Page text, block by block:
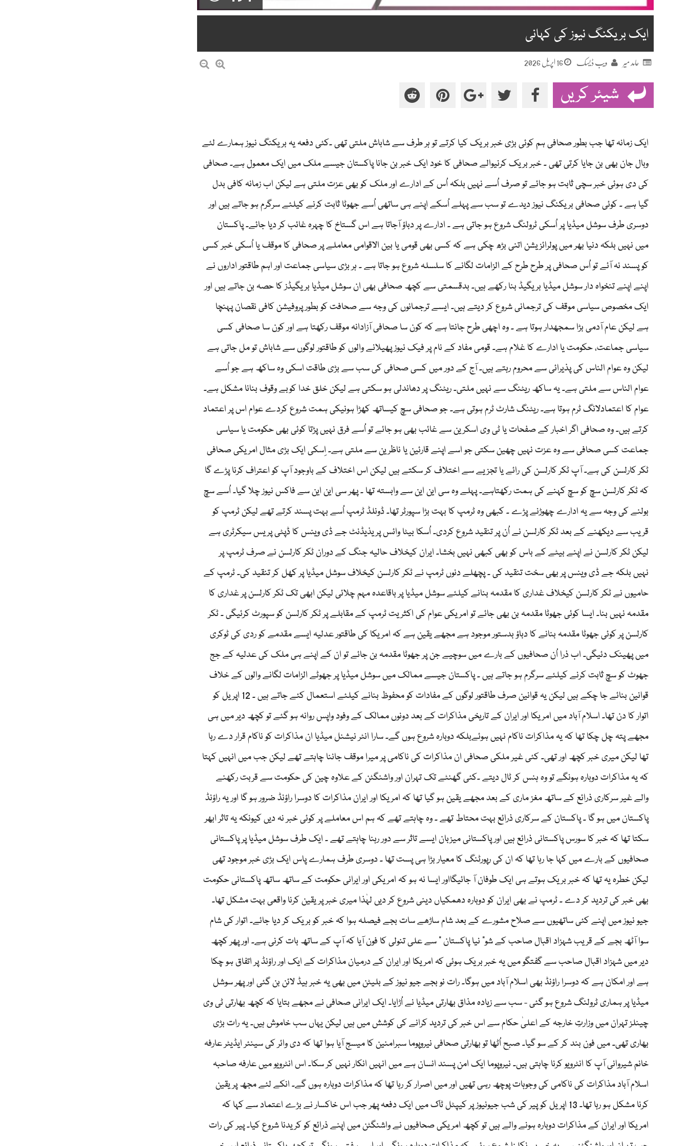
ایک بریکنگ نیوز کی کہانی
حامد میر ویب ڈیسک
شیئر کریں
ایک زمانہ تھا جب بطور صحافی ہم کوئی بڑی خبر بریک کیا کرتے تو ہر طرف سے شاباش ملتی تھی ۔کئی دفعہ یہ بریکنگ نیوز ہمارے لئے
وبال جان بھی بن جایا کرتی تھی ۔ خبر بریک کرنیوالے صحافی کا خود ایک خبر بن جانا پاکستان جیسے ملک میں ایک معمول ہے۔ صحافی
کی دی ہوئی خبر سچی ثابت ہو جائے تو صرف اُسے نہیں بلکہ اُس کے ادارے اور ملک کو بھی عزت ملتی ہے لیکن اب زمانہ کافی بدل
گیا ہے ۔ کوئی صحافی بریکنگ نیوز دیدے تو سب سے پہلے اُسکے اپنے ہی ساتھی اُسے جھوٹا ثابت کرنے کیلئے سرگرم ہو جاتے ہیں اور
دوسری طرف سوشل میڈیا پر اُسکی ٹرولنگ شروع ہو جاتی ہے ۔ ادارے پر دباؤ آجاتا ہے اس گستاخ کا چہرہ غائب کر دیا جائے۔ پاکستان
میں نہیں بلکہ دنیا بھر میں پولرائزیشن اتنی بڑھ چکی ہے کہ کسی بھی قومی یا بین الاقوامی معاملے پر صحافی کا موقف یا اُسکی خبر کسی
کو پسند نہ آئے تو اُس صحافی پر طرح طرح کے الزامات لگانے کا سلسلہ شروع ہو جاتا ہے ۔ ہر بڑی سیاسی جماعت اور اہم طاقتور اداروں نے
اپنے اپنے تنخواہ دار سوشل میڈیا بریگیڈ بنا رکھے ہیں۔ بدقسمتی سے کچھ صحافی بھی ان سوشل میڈیا بریگیڈز کا حصہ بن جاتے ہیں اور
ایک مخصوص سیاسی موقف کی ترجمانی شروع کر دیتے ہیں۔ ایسے ترجمانوں کی وجہ سے صحافت کو بطور پروفیشن کافی نقصان پہنچا
ہے لیکن عام آدمی بڑا سمجھدار ہوتا ہے ۔ وہ اچھی طرح جانتا ہے کہ کون سا صحافی آزادانہ موقف رکھتا ہے اور کون سا صحافی کسی
سیاسی جماعت، حکومت یا ادارے کا غلام ہے۔ قومی مفاد کے نام پر فیک نیوز پھیلانے والوں کو طاقتور لوگوں سے شاباش تو مل جاتی ہے
لیکن وہ عوام الناس کی پذیرائی سے محروم رہتے ہیں۔ آج کے دور میں کسی صحافی کی سب سے بڑی طاقت اسکی وہ ساکھ ہے جو اُسے
عوام الناس سے ملتی ہے۔ یہ ساکھ ریٹنگ سے نہیں ملتی۔ ریٹنگ پر دھاندلی ہو سکتی ہے لیکن خلق خدا کوبے وقوف بنانا مشکل ہے۔
عوام کا اعتمادلانگ ٹرم ہوتا ہے۔ ریٹنگ شارٹ ٹرم ہوتی ہے۔ جو صحافی سچ کیساتھ کھڑا ہونیکی ہمت شروع کردے عوام اس پر اعتماد
کرتے ہیں۔ وہ صحافی اگر اخبار کے صفحات یا ٹی وی اسکرین سے غائب بھی ہو جائے تو اُسے فرق نہیں پڑتا کوئی بھی حکومت یا سیاسی
جماعت کسی صحافی سے وہ عزت نہیں چھین سکتی جو اسے اپنے قارئین یا ناظرین سے ملتی ہے۔ اِسکی ایک بڑی مثال امریکی صحافی
ٹکر کارلسن کی ہے۔ آپ ٹکر کارلسن کی رائے یا تجزیے سے اختلاف کر سکتے ہیں لیکن اس اختلاف کے باوجود آپ کو اعتراف کرنا پڑے گا
کہ ٹکر کارلسن سچ کو سچ کہنے کی ہمت رکھتاہے۔ پہلے وہ سی این این سے وابستہ تھا ۔ پھر سی این این سے فاکس نیوز چلا گیا۔ اُسے سچ
بولنے کی وجہ سے یہ ادارے چھوڑنے پڑے ۔ کبھی وہ ٹرمپ کا بہت بڑا سپورٹر تھا۔ ڈونلڈ ٹرمپ اُسے بہت پسند کرتے تھے لیکن ٹرمپ کو
قریب سے دیکھنے کے بعد ٹکر کارلسن نے اُن پر تنقید شروع کردی۔ اُسکا بیٹا وائس پریذیڈنٹ جے ڈی وینس کا ڈپٹی پریس سیکرٹری ہے
لیکن ٹکر کارلسن نے اپنے بیٹے کے باس کو بھی کبھی نہیں بخشا۔ ایران کیخلاف حالیہ جنگ کے دوران ٹکر کارلسن نے صرف ٹرمپ پر
نہیں بلکہ جے ڈی وینس پر بھی سخت تنقید کی ۔ پچھلے دنوں ٹرمپ نے ٹکر کارلسن کیخلاف سوشل میڈیا پر کھل کر تنقید کی۔ ٹرمپ کے
حامیوں نے ٹکر کارلسن کیخلاف غداری کا مقدمہ بنانے کیلئے سوشل میڈیا پر باقاعدہ مہم چلائی لیکن ابھی تک ٹکر کارلسن پر غداری کا
مقدمہ نہیں بنا۔ ایسا کوئی جھوٹا مقدمہ بن بھی جائے تو امریکی عوام کی اکثریت ٹرمپ کے مقابلے پر ٹکر کارلسن کو سپورٹ کرئیگی ۔ ٹکر
کارلسن پر کوئی جھوٹا مقدمہ بنانے کا دباؤ بدستور موجود ہے مجھے یقین ہے کہ امریکا کی طاقتور عدلیہ ایسے مقدمے کو ردی کی ٹوکری
میں پھینک دئیگی۔ اب ذرا اُن صحافیوں کے بارے میں سوچیے جن پر جھوٹا مقدمہ بن جائے تو ان کے اپنے ہی ملک کی عدلیہ کے جج
جھوٹ کو سچ ثابت کرنے کیلئے سرگرم ہو جاتے ہیں ۔ پاکستان جیسے ممالک میں سوشل میڈیا پر جھوٹے الزامات لگانے والوں کے خلاف
قوانین بنائے جا چکے ہیں لیکن یہ قوانین صرف طاقتور لوگوں کے مفادات کو محفوظ بنانے کیلئے استعمال کئے جاتے ہیں ۔ 12 اپریل کو
اتوار کا دن تھا۔ اسلام آباد میں امریکا اور ایران کے تاریخی مذاکرات کے بعد دونوں ممالک کے وفود واپس روانہ ہو گئے تو کچھ دیر میں ہی
مجھے پتہ چل چکا تھا کہ یہ مذاکرات ناکام نہیں ہوئےبلکہ دوبارہ شروع ہوں گے۔ سارا انٹر نیشنل میڈیا ان مذاکرات کو ناکام قرار دے رہا
تھا لیکن میری خبر کچھ اور تھی۔ کئی غیر ملکی صحافی ان مذاکرات کی ناکامی پر میرا موقف جاننا چاہتے تھے لیکن جب میں انہیں کہتا
کہ یہ مذاکرات دوبارہ ہونگے تو وہ ہنس کر ٹال دیتے ۔کئی گھنٹے تک تہران اور واشنگٹن کے علاوہ چین کی حکومت سے قربت رکھنے
والے غیر سرکاری ذرائع کے ساتھ مغز ماری کے بعد مجھے یقین ہو گیا تھا کہ امریکا اور ایران مذاکرات کا دوسرا راؤنڈ ضرور ہو گا اور یہ راؤنڈ
پاکستان میں ہو گا ۔ پاکستان کے سرکاری ذرائع بہت محتاط تھے ۔ وہ چاہتے تھے کہ ہم اس معاملے پر کوئی خبر نہ دیں کیونکہ یہ تاثر ابھر
سکتا تھا کہ خبر کا سورس پاکستانی ذرائع ہیں اور پاکستانی میزبان ایسے تاثر سے دور رہنا چاہتے تھے ۔ ایک طرف سوشل میڈیا پر پاکستانی
صحافیوں کے بارے میں کہا جا رہا تھا کہ ان کی رپورٹنگ کا معیار بڑا ہی پست تھا ۔ دوسری طرف ہمارے پاس ایک بڑی خبر موجود تھی
لیکن خطرہ یہ تھا کہ خبر بریک ہوتے ہی ایک طوفان آ جائیگااور ایسا نہ ہو کہ امریکی اور ایرانی حکومت کے ساتھ ساتھ پاکستانی حکومت
بھی خبر کی تردید کر دے ۔ ٹرمپ نے بھی ایران کو دوبارہ دھمکیاں دینی شروع کر دیں لہٰذا میری خبر پر یقین کرنا واقعی بہت مشکل تھا۔
جیو نیوز میں اپنے کئی ساتھیوں سے صلاح مشورے کے بعد شام ساڑھے سات بجے فیصلہ ہوا کہ خبر کو بریک کر دیا جائے۔ اتوار کی شام
سوا آٹھ بجے کے قریب شہزاد اقبال صاحب کے شو" نیا پاکستان " سے علی تنولی کا فون آیا کہ آپ کے ساتھ بات کرنی ہے۔ اور پھر کچھ
دیر میں شہزاد اقبال صاحب سے گفتگو میں یہ خبر بریک ہوئی کہ امریکا اور ایران کے درمیان مذاکرات کے ایک اور راؤنڈ پر اتفاق ہو چکا
ہے اور امکان ہے کہ دوسرا راؤنڈ بھی اسلام آباد میں ہوگا۔ رات نو بجے جیو نیوز کے بلیٹن میں بھی یہ خبر ہیڈ لائن بن گئی اور پھر سوشل
میڈیا پر ہماری ٹرولنگ شروع ہو گئی - سب سے زیادہ مذاق بھارتی میڈیا نے اُڑایا۔ ایک ایرانی صحافی نے مجھے بتایا کہ کچھ بھارتی ٹی وی
چینلز تہران میں وزارتِ خارجہ کے اعلیٰ حکام سے اس خبر کی تردید کرانے کی کوشش میں ہیں لیکن یہاں سب خاموش ہیں۔ یہ رات بڑی
بھاری تھی۔ میں فون بند کر کے سو گیا۔ صبح اُٹھا تو بھارتی صحافی نیروپوما سبرامنین کا میسج آیا ہوا تھا کہ دی وائر کی سینئر ایڈیٹر عارفہ
خانم شیروانی آپ کا انٹرویو کرنا چاہتی ہیں۔ نیروپوما ایک امن پسند انسان ہے میں انہیں انکار نہیں کر سکا۔ اس انٹرویو میں عارفہ صاحبہ
اسلام آباد مذاکرات کی ناکامی کی وجوہات پوچھ رہی تھیں اور میں اصرار کر رہا تھا کہ مذاکرات دوبارہ ہوں گے۔ انکے لئے مجھ پر یقین
کرنا مشکل ہو رہا تھا۔ 13 اپریل کو پیر کی شب جیونیوز پر کیپٹل ٹاک میں ایک دفعہ پھر جب اس خاکسار نے بڑے اعتماد سے کہا کہ
امریکا اور ایران کے مذاکرات دوبارہ ہونے والے ہیں تو کچھ امریکی صحافیوں نے واشنگٹن میں اپنے ذرائع کو کریدنا شروع کیا۔ پیر کی رات